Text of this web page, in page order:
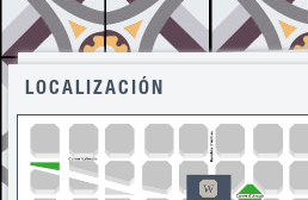
LOCALIZACIÓN